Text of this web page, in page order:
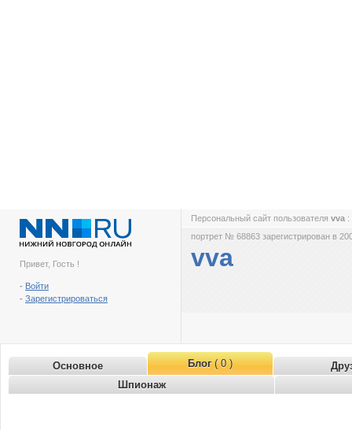
Привет, Гость !
- Войти
- Зарегистрироваться
Персональный сайт пользователя vva :
портрет № 68863 зарегистрирован в
vva
Основное Блог( 0 )
Шпионаж